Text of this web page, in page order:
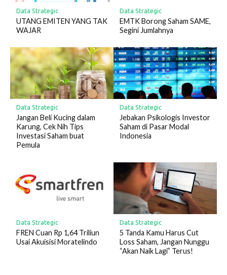
Data Strategic
UTANG EMITEN YANG TAK
WAJAR
Data Strategic
EMTK Borong Saham SAME,
Segini Jumlahnya
Data Strategic
Jangan Beli Kucing dalam
Karung, Cek Nih Tips
Investasi Saham buat
Pemula
Data Strategic
Jebakan Psikologis Investor
Saham di Pasar Modal
Indonesia
Data Strategic
FREN Cuan Rp 1,64 Triliun
Usai Akuisisi Moratelindo
Data Strategic
5 Tanda Kamu Harus Cut
Loss Saham, Jangan Nunggu
“Akan Naik Lagi” Terus!